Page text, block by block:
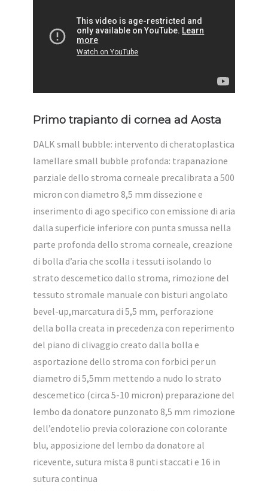
Primo trapianto di cornea ad Aosta
DALK small bubble: intervento di cheratoplastica
lamellare small bubble profonda: trapanazione
parziale dello stroma corneale precalibrata a 500
micron con diametro 8,5 mm dissezione e
inserimento di ago specifico con emissione di aria
dalla superficie inferiore con punta smussa nella
parte profonda dello stroma corneale, creazione
di bolla d’aria che scolla i tessuti isolando lo
strato descemetico dallo stroma, rimozione del
tessuto stromale manuale con bisturi angolato
bevel-up,marcatura di 5,5 mm, perforazione
della bolla creata in precedenza con reperimento
del piano di clivaggio creato dalla bolla e
asportazione dello stroma con forbici per un
diametro di 5,5mm mettendo a nudo lo strato
descemetico (circa 5-10 micron) preparazione del
lembo da donatore punzonato 8,5 mm rimozione
dell’endotelio previa colorazione con colorante
blu, apposizione del lembo da donatore al
ricevente, sutura mista 8 punti staccati e 16 in
sutura continua